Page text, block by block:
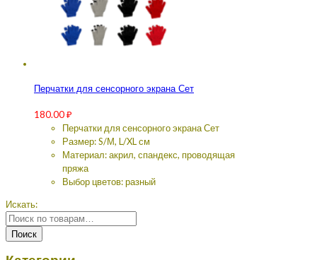
Перчатки для сенсорного экрана Сет
180.00₽
Перчатки для сенсорного экрана Сет
Размер: S/М, L/XL см
Материал: акрил, спандекс, проводящая
пряжа
Выбор цветов: разный
Искать:
Поиск